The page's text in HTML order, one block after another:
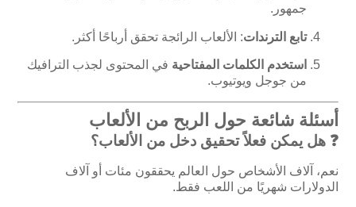
جمهور.
تابع الترندات: الألعاب الرائجة تحقق أرباحًا أكثر.
استخدم الكلمات المفتاحية في المحتوى لجذب الترافيك
من جوجل ويوتيوب.
أسئلة شائعة حول الربح من الألعاب
❓ هل يمكن فعلاً تحقيق دخل من الألعاب؟
نعم، آلاف الأشخاص حول العالم يحققون مئات أو آلاف
الدولارات شهريًا من اللعب فقط.